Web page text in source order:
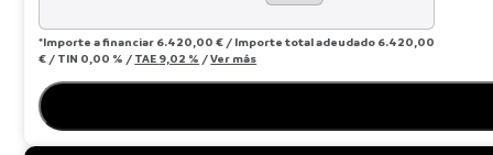
*Importe a financiar 6.420,00 € / Importe total adeudado 6.420,00
€ / TIN 0,00 % / TAE 9,02 % /Ver más